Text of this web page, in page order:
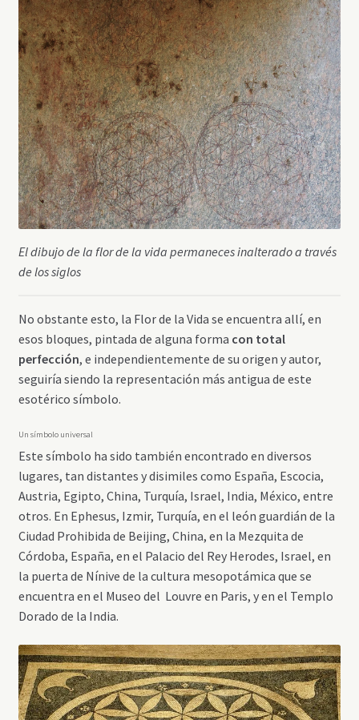
El dibujo de la flor de la vida permaneces inalterado a través
de los siglos
No obstante esto, la Flor de la Vida se encuentra allí, en
esos bloques, pintada de alguna forma con total
perfección, e independientemente de su origen y autor,
seguiría siendo la representación más antigua de este
esotérico símbolo.
Un símbolo universal
Este símbolo ha sido también encontrado en diversos
lugares, tan distantes y disimiles como España, Escocia,
Austria, Egipto, China, Turquía, Israel, India, México, entre
otros. En Ephesus, Izmir, Turquía, en el león guardián de la
Ciudad Prohibida de Beijing, China, en la Mezquita de
Córdoba, España, en el Palacio del Rey Herodes, Israel, en
la puerta de Nínive de la cultura mesopotámica que se
encuentra en el Museo del Louvre en Paris, y en el Templo
Dorado de la India.